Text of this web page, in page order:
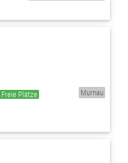
Freie Plätze Murnau